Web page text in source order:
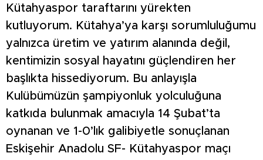
Kütahyaspor taraftarını yürekten
kutluyorum. Kütahya’ya karşı sorumluluğumu
yalnızca üretim ve yatırım alanında değil,
kentimizin sosyal hayatını güçlendiren her
başlıkta hissediyorum. Bu anlayışla
Kulübümüzün şampiyonluk yolculuğuna
katkıda bulunmak amacıyla 14 Şubat’ta
oynanan ve 1-0’lık galibiyetle sonuçlanan
Eskişehir Anadolu SF- Kütahyaspor maçı